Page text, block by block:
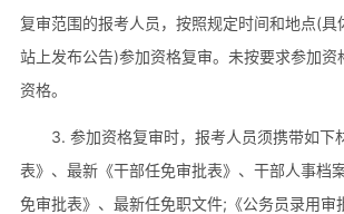
复审范围的报考人员，按照规定时间和地点(具
站上发布公告)参加资格复审。未按要求参加资
资格。
3. 参加资格复审时，报考人员须携带如下
表》、最新《干部任免审批表》、干部人事档
免审批表》、最新任免职文件;《公务员录用审